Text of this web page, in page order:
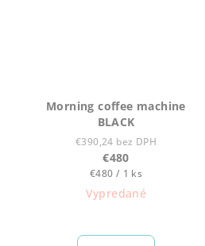
Morning coffee machine
BLACK
€390,24 bez DPH
€480
Jednotková
cena:
€480 / 1 ks
Vypredané